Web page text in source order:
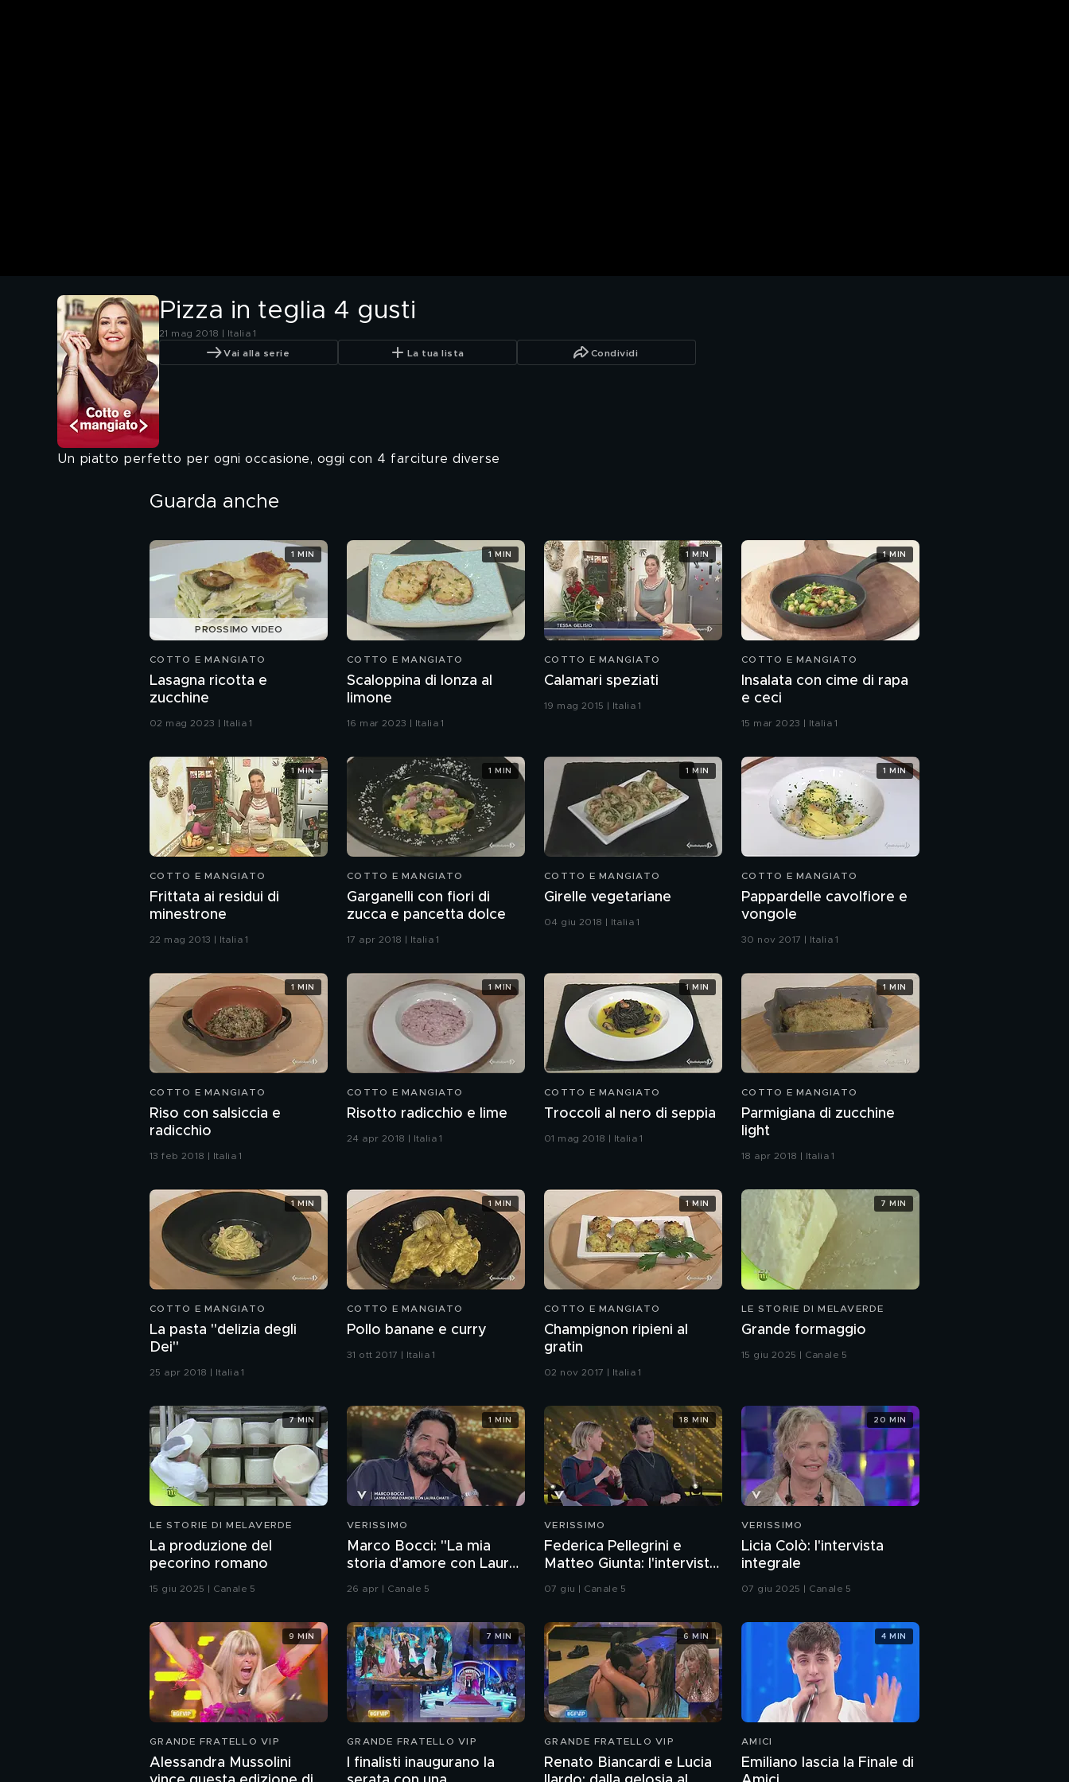
Pizza in teglia 4 gusti
21 mag 2018 | Italia 1
Vai alla serie La tua lista Condividi
Un piatto perfetto per ogni occasione, oggi con 4 farciture diverse
Guarda anche
PROSSIMO VIDEO
COTTO E MANGIATO
Lasagna ricotta e
zucchine
02 mag 2023 | Italia 1
1 MIN
COTTO E MANGIATO
Scaloppina di lonza al
limone
16 mar 2023 | Italia 1
1 MIN
COTTO E MANGIATO
Calamari speziati
19 mag 2015 | Italia 1
1 MIN
COTTO E MANGIATO
Insalata con cime di rapa
e ceci
15 mar 2023 | Italia 1
1 MIN
COTTO E MANGIATO
Frittata ai residui di
minestrone
22 mag 2013 | Italia 1
1 MIN
COTTO E MANGIATO
Garganelli con fiori di
zucca e pancetta dolce
17 apr 2018 | Italia 1
1 MIN
COTTO E MANGIATO
Girelle vegetariane
04 giu 2018 | Italia 1
1 MIN
COTTO E MANGIATO
Pappardelle cavolfiore e
vongole
30 nov 2017 | Italia 1
1 MIN
COTTO E MANGIATO
Riso con salsiccia e
radicchio
13 feb 2018 | Italia 1
1 MIN
COTTO E MANGIATO
Risotto radicchio e lime
24 apr 2018 | Italia 1
1 MIN
COTTO E MANGIATO
Troccoli al nero di seppia
01 mag 2018 | Italia 1
1 MIN
COTTO E MANGIATO
Parmigiana di zucchine
light
18 apr 2018 | Italia 1
1 MIN
COTTO E MANGIATO
La pasta "delizia degli
Dei"
25 apr 2018 | Italia 1
1 MIN
COTTO E MANGIATO
Pollo banane e curry
31 ott 2017 | Italia 1
1 MIN
COTTO E MANGIATO
Champignon ripieni al
gratin
02 nov 2017 | Italia 1
1 MIN
LE STORIE DI MELAVERDE
Grande formaggio
15 giu 2025 | Canale 5
7 MIN
LE STORIE DI MELAVERDE
La produzione del
pecorino romano
15 giu 2025 | Canale 5
7 MIN
VERISSIMO
Marco Bocci: "La mia
storia d'amore con Laura
Chiatti"
26 apr | Canale 5
1 MIN
VERISSIMO
Federica Pellegrini e
Matteo Giunta: l'intervista
integrale
07 giu | Canale 5
18 MIN
VERISSIMO
Licia Colò: l'intervista
integrale
07 giu 2025 | Canale 5
20 MIN
GRANDE FRATELLO VIP
Alessandra Mussolini
9 MIN
GRANDE FRATELLO VIP
I finalisti inaugurano la
7 MIN
GRANDE FRATELLO VIP
Renato Biancardi e Lucia
6 MIN
AMICI
Emiliano lascia la Finale di
4 MIN